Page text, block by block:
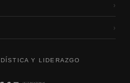
›
›
Y LIDERAZGO